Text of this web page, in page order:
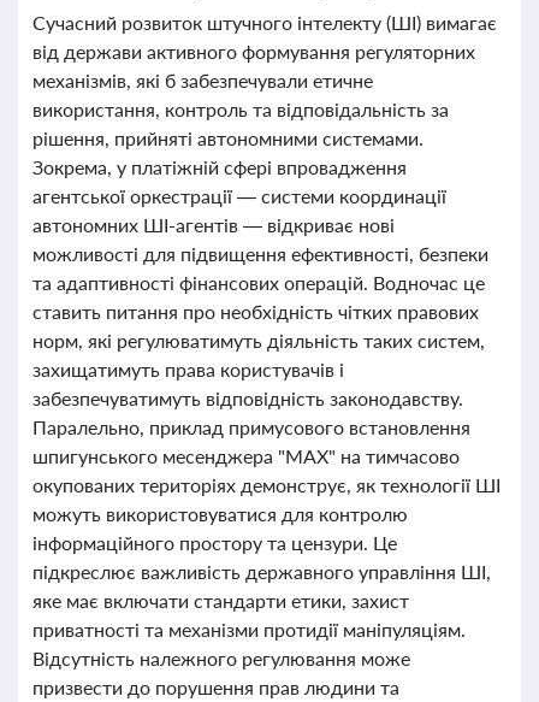
Сучасний розвиток штучного інтелекту (ШІ) вимагає
від держави активного формування регуляторних
механізмів, які б забезпечували етичне
використання, контроль та відповідальність за
рішення, прийняті автономними системами.
Зокрема, у платіжній сфері впровадження
агентської оркестрації — системи координації
автономних ШІ-агентів — відкриває нові
можливості для підвищення ефективності, безпеки
та адаптивності фінансових операцій. Водночас це
ставить питання про необхідність чітких правових
норм, які регулюватимуть діяльність таких систем,
захищатимуть права користувачів і
забезпечуватимуть відповідність законодавству.
Паралельно, приклад примусового встановлення
шпигунського месенджера "MAX" на тимчасово
окупованих територіях демонструє, як технології ШІ
можуть використовуватися для контролю
інформаційного простору та цензури. Це
підкреслює важливість державного управління ШІ,
яке має включати стандарти етики, захист
приватності та механізми протидії маніпуляціям.
Відсутність належного регулювання може
призвести до порушення прав людини та